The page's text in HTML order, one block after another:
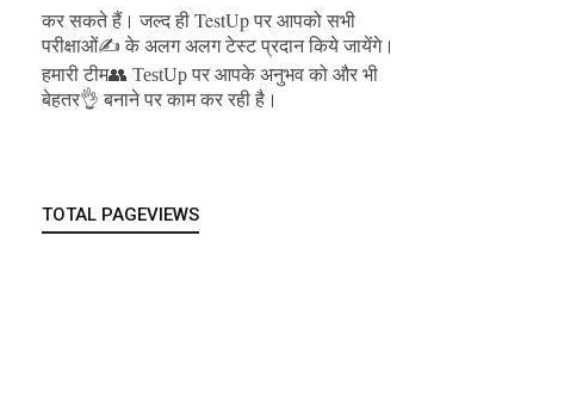
कर सकते हैं।जल्द ही TestUp पर आपको सभी
परीक्षाओं✍️ के अलग अलग टेस्ट प्रदान किये जायेंगे।
हमारी टीम👥 TestUp पर आपके अनुभव को और भी
बेहतर👌 बनाने पर काम कर रही है।
TOTAL PAGEVIEWS